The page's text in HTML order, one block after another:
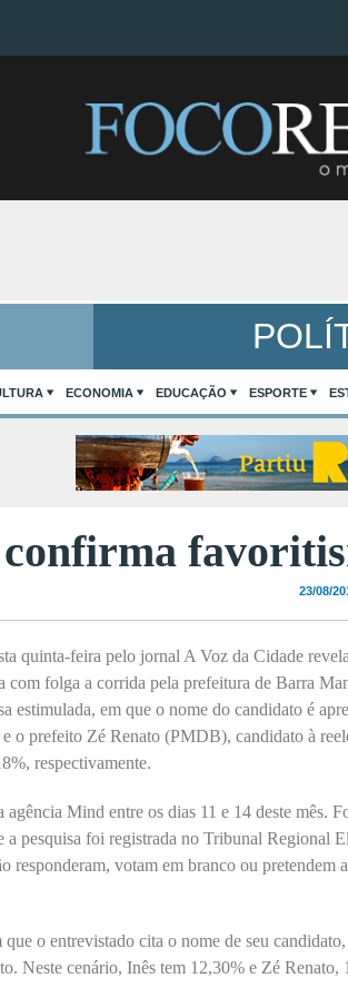
ECONOMIA EDUCAÇÃO ESPORTE
confirma
23/08/
quinta-feira pelo jornal A Voz da Cidade
com folga a corrida pela prefeitura de Barra
estimulada, em que o nome do candidato é
o prefeito Zé Renato (PMDB), candidato à
respectivamente.
Mind entre os dias 11 e 14 deste mês.
a pesquisa foi registrada no Tribunal Regional
responderam, votam em branco ou pretendem
que o entrevistado cita o nome de seu
Neste cenário, Inês tem 12,30% e Zé Renato,